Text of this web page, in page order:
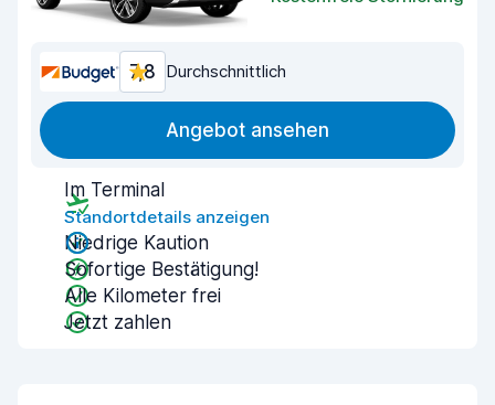
7,8 Durchschnittlich
Angebot ansehen
Im Terminal
Standortdetails anzeigen
Niedrige Kaution
Sofortige Bestätigung!
Alle Kilometer frei
Jetzt zahlen